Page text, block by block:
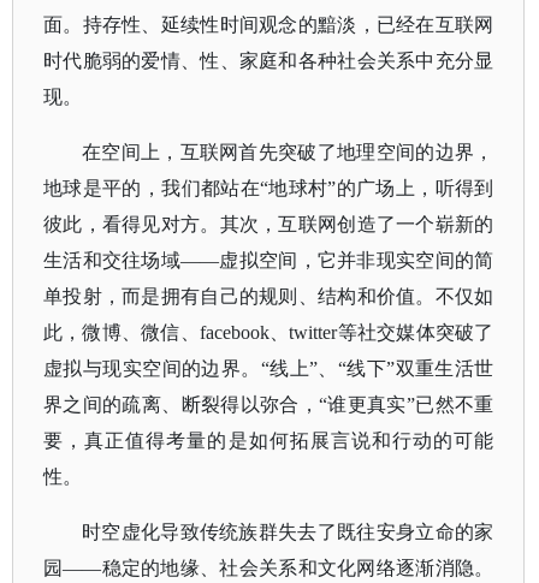
面。持存性、延续性时间观念的黯淡，已经在互联网
时代脆弱的爱情、性、家庭和各种社会关系中充分显
现。
在空间上，互联网首先突破了地理空间的边界，
地球是平的，我们都站在“地球村”的广场上，听得到
彼此，看得见对方。其次，互联网创造了一个崭新的
生活和交往场域——虚拟空间，它并非现实空间的简
单投射，而是拥有自己的规则、结构和价值。不仅如
此，微博、微信、facebook、twitter等社交媒体突破了
虚拟与现实空间的边界。“线上”、“线下”双重生活世
界之间的疏离、断裂得以弥合，“谁更真实”已然不重
要，真正值得考量的是如何拓展言说和行动的可能
性。
时空虚化导致传统族群失去了既往安身立命的家
园——稳定的地缘、社会关系和文化网络逐渐消隐。